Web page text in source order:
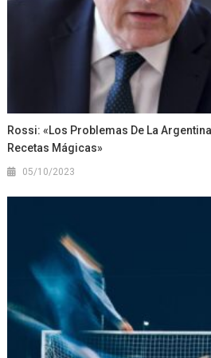
Rossi: «Los Problemas De La
Recetas Mágicas»
05/10/2023